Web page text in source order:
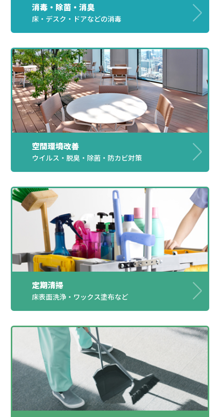
消毒・除菌・消臭
床・デスク・ドアなどの消毒
空間環境改善
ウイルス・脱臭・除菌・防カビ対策
定期清掃
床表面洗浄・ワックス塗布など